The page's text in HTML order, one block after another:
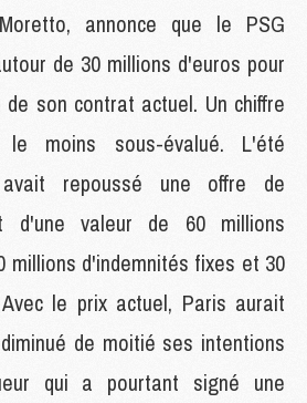
annonce que le PSG
de 30 millions d'euros pour
son contrat actuel. Un chiffre
moins sous-évalué. L'été
repoussé une offre de
d'une valeur de 60 millions
millions d'indemnités fixes et 30
le prix actuel, Paris aurait
de moitié ses intentions
qui a pourtant signé une